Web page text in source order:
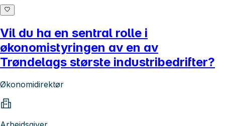
Vil du ha en sentral rolle i
økonomistyringen av en av
Trøndelags største industribedrifter?
Økonomidirektør